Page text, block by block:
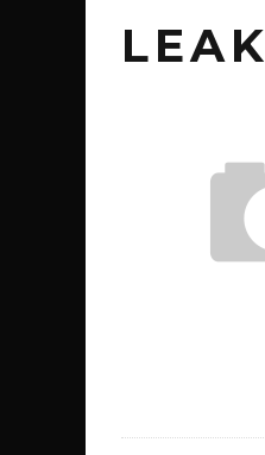
LEAK